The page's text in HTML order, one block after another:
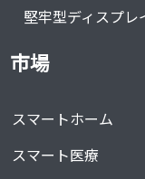
堅牢型ディスプレ
市場
スマートホーム
スマート医療